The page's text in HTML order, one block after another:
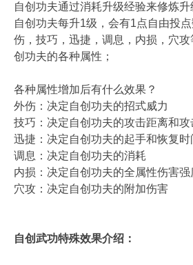
自创功夫通过消耗升级经验来修炼升
自创功夫每升1级，会有1点自由投
伤，技巧，迅捷，调息，内损，穴
创功夫的各种属性；
各种属性增加后有什么效果？
外伤：决定自创功夫的招式威力
技巧：决定自创功夫的攻击距离和攻
迅捷：决定自创功夫的起手和恢复时
调息：决定自创功夫的消耗
内损：决定自创功夫的全属性伤害强
穴攻：决定自创功夫的附加伤害
自创武功特殊效果介绍：